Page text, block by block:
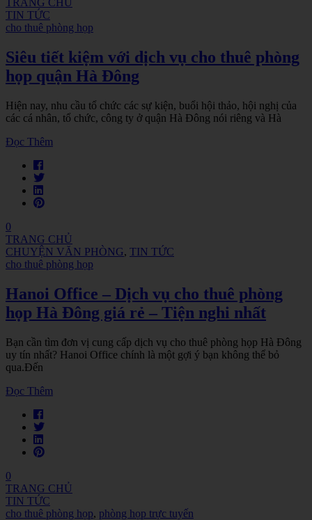
TIN TỨC
cho thuê phòng họp
Siêu tiết kiệm với dịch vụ cho thuê phòng
họp quận Hà Đông
Hiện nay, nhu cầu tổ chức các sự kiện, buổi hội thảo, hội nghị của
các cá nhân, tổ chức, công ty ở quận Hà Đông nói riêng và Hà
Đọc Thêm
0
TRANG CHỦ
CHUYỆN VĂN PHÒNG, TIN TỨC
cho thuê phòng họp
Hanoi Office – Dịch vụ cho thuê phòng
họp Hà Đông giá rẻ – Tiện nghi nhất
Bạn cần tìm đơn vị cung cấp dịch vụ cho thuê phòng họp Hà Đông
uy tín nhất? Hanoi Office chính là một gợi ý bạn không thể bỏ
qua.Đến
Đọc Thêm
0
TRANG CHỦ
TIN TỨC
cho thuê phòng họp, phòng họp trực tuyến